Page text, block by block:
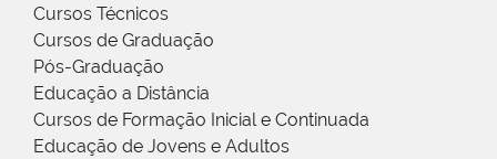
Cursos Técnicos
Cursos de Graduação
Pós-Graduação
Educação a Distância
Cursos de Formação Inicial e Continuada
Educação de Jovens e Adultos